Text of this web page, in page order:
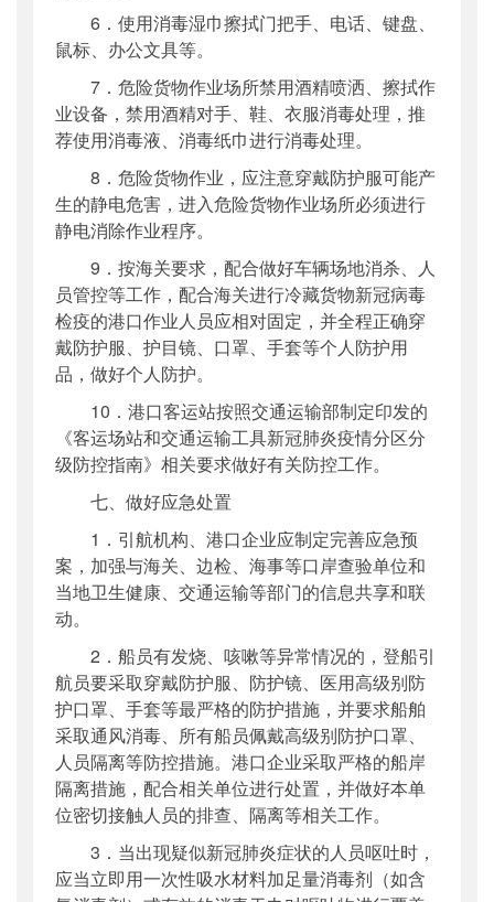
6．使用消毒湿巾擦拭门把手、电话、键盘、
鼠标、办公文具等。
7．危险货物作业场所禁用酒精喷洒、擦拭作
业设备，禁用酒精对手、鞋、衣服消毒处理，推
荐使用消毒液、消毒纸巾进行消毒处理。
8．危险货物作业，应注意穿戴防护服可能产
生的静电危害，进入危险货物作业场所必须进行
静电消除作业程序。
9．按海关要求，配合做好车辆场地消杀、人
员管控等工作，配合海关进行冷藏货物新冠病毒
检疫的港口作业人员应相对固定，并全程正确穿
戴防护服、护目镜、口罩、手套等个人防护用
品，做好个人防护。
10．港口客运站按照交通运输部制定印发的
《客运场站和交通运输工具新冠肺炎疫情分区分
级防控指南》相关要求做好有关防控工作。
七、做好应急处置
1．引航机构、港口企业应制定完善应急预
案，加强与海关、边检、海事等口岸查验单位和
当地卫生健康、交通运输等部门的信息共享和联
动。
2．船员有发烧、咳嗽等异常情况的，登船引
航员要采取穿戴防护服、防护镜、医用高级别防
护口罩、手套等最严格的防护措施，并要求船舶
采取通风消毒、所有船员佩戴高级别防护口罩、
人员隔离等防控措施。港口企业采取严格的船岸
隔离措施，配合相关单位进行处置，并做好本单
位密切接触人员的排查、隔离等相关工作。
3．当出现疑似新冠肺炎症状的人员呕吐时，
应当立即用一次性吸水材料加足量消毒剂（如含